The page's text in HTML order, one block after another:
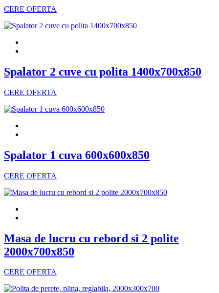
CERE OFERTA
Spalator 2 cuve cu polita 1400x700x850
CERE OFERTA
Spalator 1 cuva 600x600x850
CERE OFERTA
Masa de lucru cu rebord si 2 polite
2000x700x850
CERE OFERTA